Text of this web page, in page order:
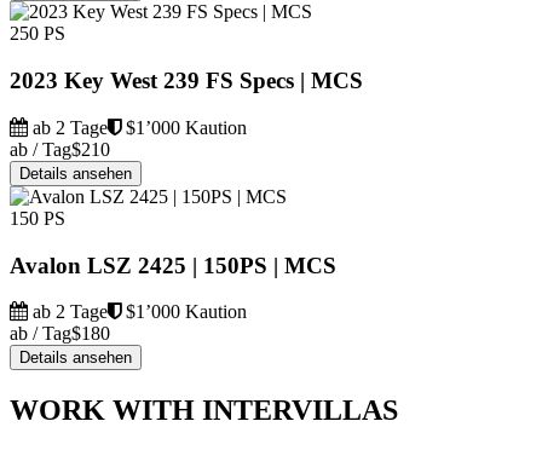
250 PS
2023 Key West 239 FS Specs | MCS
ab 2 Tage
$1’000 Kaution
ab / Tag$210
Details ansehen
150 PS
Avalon LSZ 2425 | 150PS | MCS
ab 2 Tage
$1’000 Kaution
ab / Tag$180
Details ansehen
WORK WITH INTERVILLAS